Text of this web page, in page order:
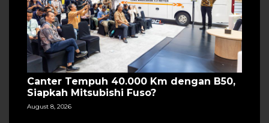
Canter Tempuh 40.000 Km dengan B50,
Siapkah Mitsubishi Fuso?
August 8, 2026